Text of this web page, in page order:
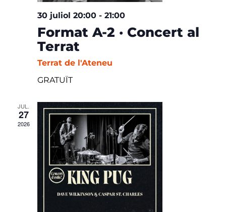
30 juliol 20:00- 21:00
Format A-2 · Concert al
Terrat
Terrat de l'Ateneu
GRATUÏT
JUL.
27
2026